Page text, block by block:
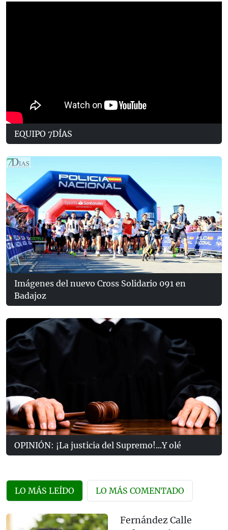
EQUIPO 7DÍAS
Imágenes del nuevo Cross Solidario 091 en
Badajoz
OPINIÓN: ¡La justicia del Supremo!...Y olé
LO MÁS LEÍDO LO MÁS COMENTADO
Fernández Calle